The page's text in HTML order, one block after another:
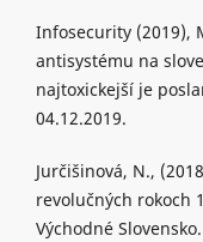
Infosecurity (2019),
antisystému na
najtoxickejší je
04.12.2019.
Jurčišinová, N.,
revolučných rokoch
Východné